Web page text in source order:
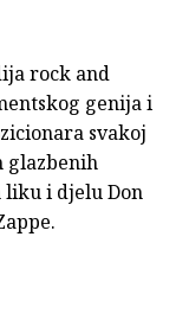
rock and
genija i
svakoj
glazbenih
liku i djelu Don